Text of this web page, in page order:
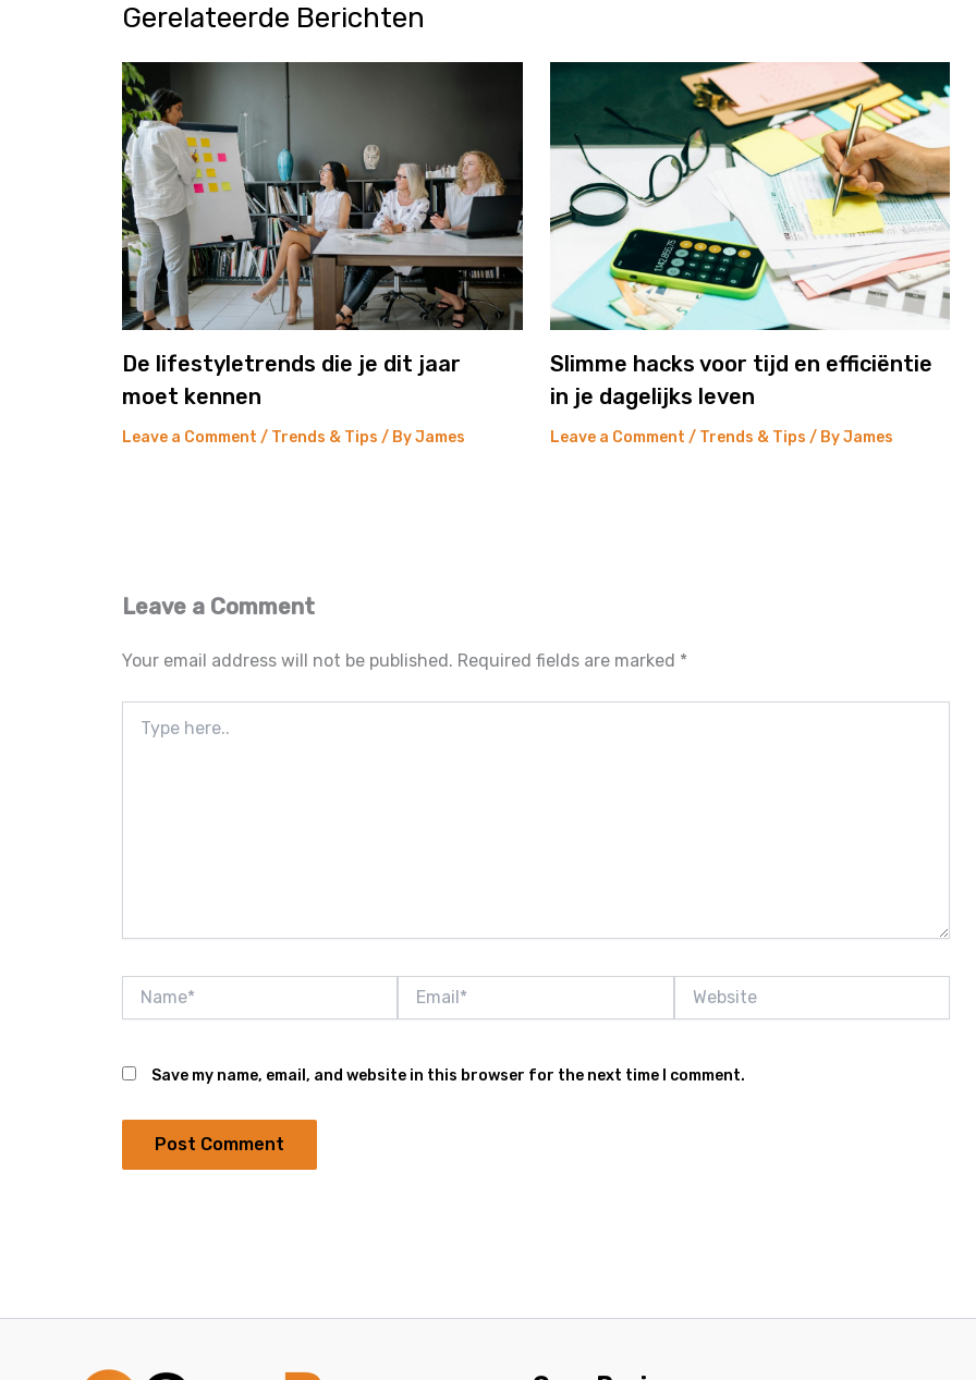
Gerelateerde Berichten
De lifestyletrends die je dit jaar
moet kennen
Leave a Comment / Trends & Tips / ByJames
Slimme hacks voor tijd en efficiëntie
in je dagelijks leven
Leave a Comment / Trends & Tips / ByJames
Leave a Comment
Your email address will not be published. Required fields are marked *
here..
Save my name, email, and website in this browser for the next time I comment.